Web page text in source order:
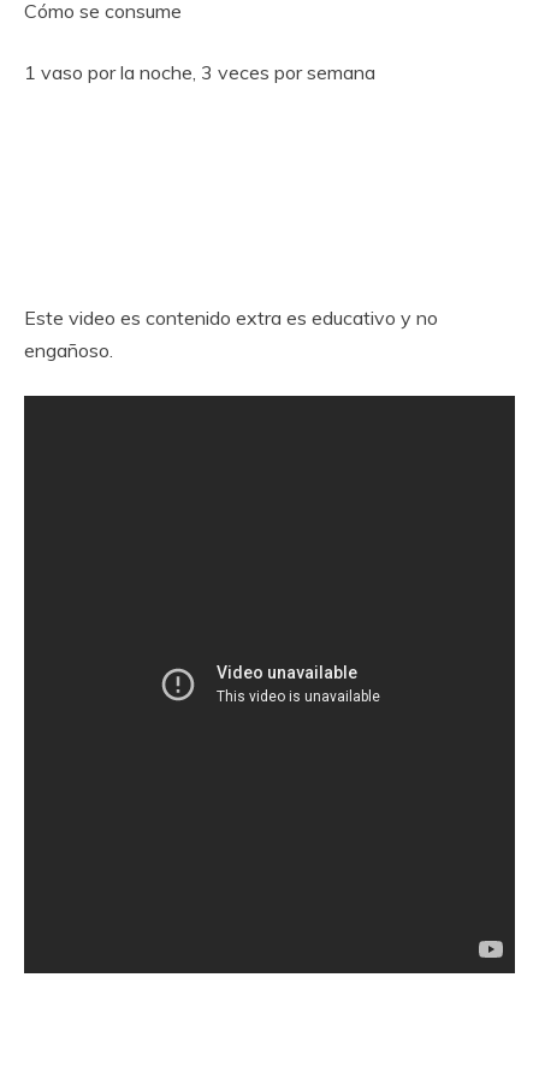
Cómo se consume
1 vaso por la noche, 3 veces por semana
Este video es contenido extra es educativo y no
engañoso.